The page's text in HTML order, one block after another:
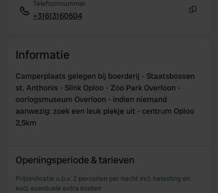
Telefoonnummer
+31613160604
Informatie
Camperplaats gelegen bij boerderij - Staatsbossen
st. Anthonis - Slink Oploo - Zoo Park Overloon -
oorlogsmuseum Overloon - indien niemand
aanwezig: zoek een leuk plekje uit - centrum Oploo
2,5km
Openingsperiode & tarieven
Prijsindicatie o.b.v. 2 personen per nacht incl. belasting en
excl. eventuele extra kosten